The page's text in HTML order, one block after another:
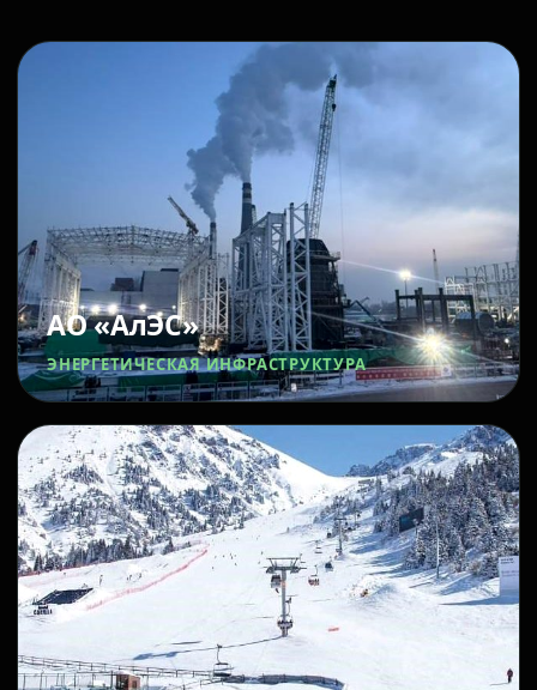
АО «АлЭС»
ЭНЕРГЕТИЧЕСКАЯ ИНФРАСТРУКТУРА